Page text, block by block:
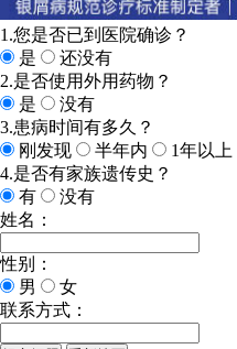
1.您是否已到医院确诊？
是
还没有
2.是否使用外用药物？
是
没有
3.患病时间有多久？
刚发现
半年内
1年以上
4.是否有家族遗传史？
有
没有
姓名：
性别：
男
女
联系方式：